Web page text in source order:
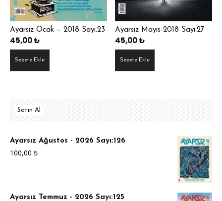
Ayarsız Ocak – 2018 Sayı:23
45,00₺
Sepete Ekle
Ayarsız Mayıs-2018 Sayı:27
45,00₺
Sepete Ekle
Satın Al
Ayarsız Ağustos - 2026 Sayı:126
100,00 ₺
Ayarsız Temmuz - 2026 Sayı:125